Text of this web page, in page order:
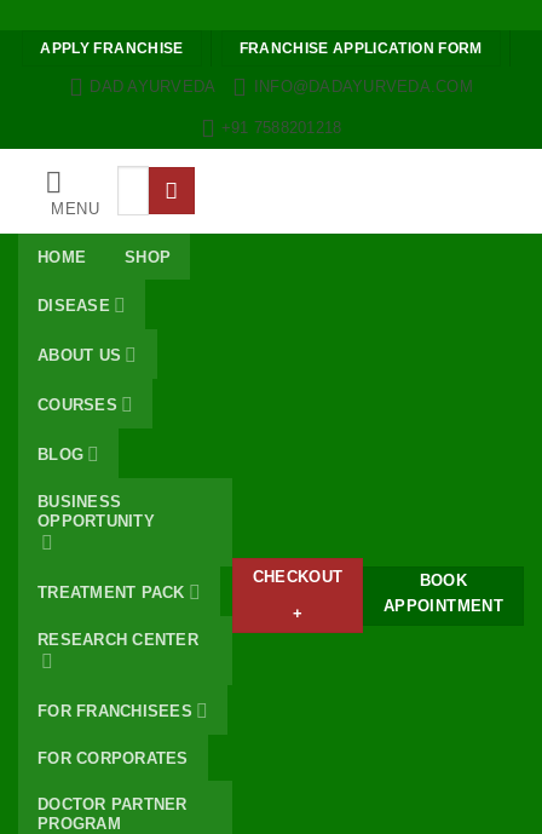
APPLY FRANCHISE FRANCHISE APPLICATION FORM
DAD AYURVEDA INFO@DADAYURVEDA.COM
+91 7588201218
MENU
Search
HOME SHOP
DISEASE
ABOUT US
COURSES
BLOG
BUSINESS
OPPORTUNITY
TREATMENT PACK
RESEARCH CENTER
FOR FRANCHISEES
FOR CORPORATES
DOCTOR PARTNER
PROGRAM
CHECKOUT
+
BOOK
APPOINTMENT